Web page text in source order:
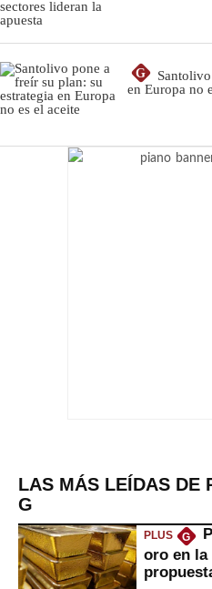
G
en Europa no
LAS MÁS LEÍDAS DE
G
PLUS G
oro en la